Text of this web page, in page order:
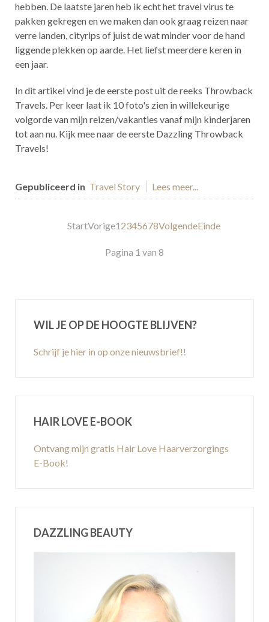
hebben. De laatste jaren heb ik echt het travel virus te
pakken gekregen en we maken dan ook graag reizen naar
verre landen, cityrips of juist de wat minder voor de hand
liggende plekken op aarde. Het liefst meerdere keren in
een jaar.
In dit artikel vind je de eerste post uit de reeks Throwback
Travels. Per keer laat ik 10 foto's zien in willekeurige
volgorde van mijn reizen/vakanties vanaf mijn kinderjaren
tot aan nu. Kijk mee naar de eerste Dazzling Throwback
Travels!
Gepubliceerd in Travel Story Lees meer...
StartVorige1 2345678VolgendeEinde
Pagina 1 van 8
WIL JE OP DE HOOGTE BLIJVEN?
Schrijf je hier in op onze nieuwsbrief!!
HAIR LOVE E-BOOK
Ontvang mijn gratis Hair Love Haarverzorgings
E-Book!
DAZZLING BEAUTY